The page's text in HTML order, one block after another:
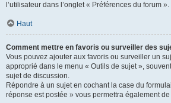
l’utilisateur dans l’onglet « Préférences du forum ».
Haut
Comment mettre en favoris ou surveiller des
Vous pouvez ajouter aux favoris ou surveiller un
approprié dans le menu « Outils de sujet »,
sujet de discussion.
Répondre à un sujet en cochant la case du
réponse est postée » vous permettra également